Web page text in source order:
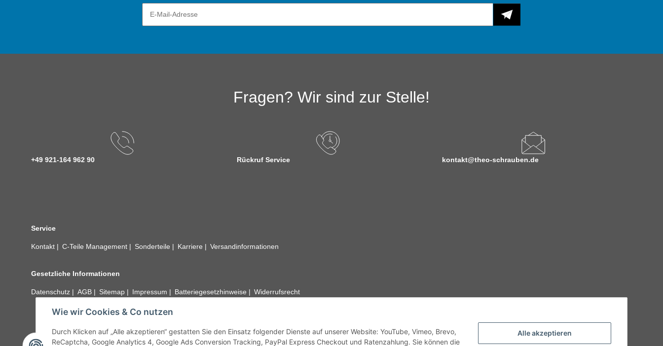
Alle akzeptieren
Wie wir Cookies & Co nutzen
Durch Klicken auf „Alle akzeptieren“ gestatten Sie den Einsatz folgender Dienste auf unserer Website: YouTube, Vimeo, Brevo,
ReCaptcha, Google Analytics 4, Google Ads Conversion Tracking, PayPal Express Checkout und Ratenzahlung. Sie können die
Fragen? Wir sind zur Stelle!
+49 921-164 962 90 Rückruf Service kontakt@theo-schrauben.de
Service
Kontakt C-Teile Management Sonderteile Karriere Versandinformationen
Gesetzliche Informationen
Datenschutz AGB Sitemap Impressum Batteriegesetzhinweise Widerrufsrecht
unseren Kundenservice. Abbildungen der Artikel können beispielhaft sein und vom Produkt abweichen.